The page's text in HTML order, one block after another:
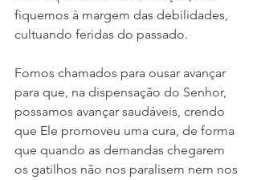
fiquemos à margem das debilidades,
cultuando feridas do passado.
Fomos chamados para ousar avançar
para que, na dispensação do Senhor,
possamos avançar saudáveis, crendo
que Ele promoveu uma cura, de forma
que quando as demandas chegarem
os gatilhos não nos paralisem nem nos